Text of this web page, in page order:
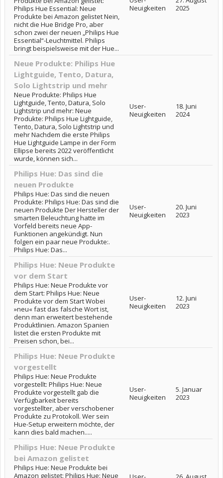
Philips Hue Essential: Neue
Produkte bei Amazon gelistet Nein,
nicht die Hue Bridge Pro, aber
schon zwei der neuen „Philips Hue
Essential“-Leuchtmittel. Philips
bringt beispielsweise mit der Hue...
Neuigkeiten
2025
Neue Produkte: Philips Hue
Lightguide, Tento, Datura,
Solo Lightstrip und mehr
Neue Produkte: Philips Hue
Lightguide, Tento, Datura, Solo
Lightstrip und mehr: Neue
Produkte: Philips Hue Lightguide,
Tento, Datura, Solo Lightstrip und
mehr Nachdem die erste Philips
Hue Lightguide Lampe in der Form
Ellipse bereits 2022 veröffentlicht
wurde, können sich...
User-
Neuigkeiten
18. Juni
2024
Philips Hue: Das sind die
neuen Produkte
Philips Hue: Das sind die neuen
Produkte: Philips Hue: Das sind die
neuen Produkte Der Hersteller der
smarten Beleuchtung hatte im
Vorfeld bereits neue App-
Funktionen angekündigt. Nun
folgen ein paar neue Produkte:.
Philips Hue: Das...
User-
Neuigkeiten
20. Juni
2023
Philips Hue: Neue Produkte
vor dem Start
Philips Hue: Neue Produkte vor
dem Start: Philips Hue: Neue
Produkte vor dem Start Wobei
»neu« fast das falsche Wort ist,
denn man erweitert bestehende
Produktlinien. Amazon Spanien
listet die ersten Produkte mit
Preisen schon, bei...
User-
Neuigkeiten
12. Juni
2023
Philips Hue: Neue Produkte
vorgestellt
Philips Hue: Neue Produkte
vorgestellt: Philips Hue: Neue
Produkte vorgestellt gab die
Verfügbarkeit bereits
vorgestellter, aber verschobener
Produkte zu Protokoll. Wer sein
Hue-Setup erweitern möchte, der
kann dies bald machen.....
User-
Neuigkeiten
5. Januar
2023
Philips Hue: Neue Produkte
bei Amazon gelistet
Philips Hue: Neue Produkte bei
Amazon gelistet: Philips Hue: Neue